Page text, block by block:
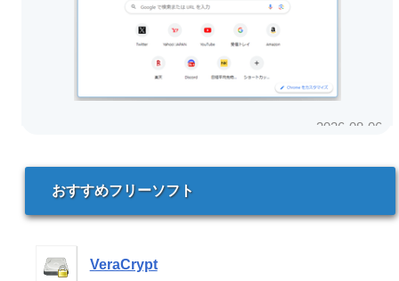
おすすめフリーソフト
VeraCrypt